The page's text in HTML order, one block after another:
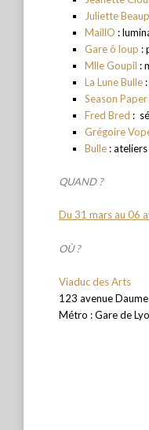
Juliette
MaillO :
Gare ô loup :
Mlle Goupil :
La Lune Bulle
Season Paper
Fred Bred :
Grégoire
Bulle :
QUAND ?
Du 31 mars au 06
OÙ ?
Viaduc des Arts
123 avenue
Métro : Gare de